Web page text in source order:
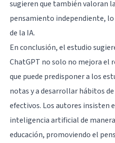
sugieren que también valoran
pensamiento independiente,
de la IA.
En conclusión, el estudio
ChatGPT no solo no mejora el
que puede predisponer a los
notas y a desarrollar hábitos
efectivos. Los autores insisten
inteligencia artificial de
educación, promoviendo el